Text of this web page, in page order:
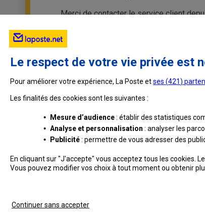
Merci de contacter le service client
Professionnels La Poste Groupe
Le respect de votre vie privée est
Pour améliorer votre expérience, La Poste etses (421)
Les finalités des cookies sont les suivantes :
• Mesure d’audience: établir des statistiques
•Analyse et personnalisation : analyser les
•
Publicité: permettre de vous adresser des
En cliquant sur "J'accepte" vous acceptez tous les cookies.
Vous pouvez modifier vos choix à tout moment ou obtenir
Continuer sans accepter